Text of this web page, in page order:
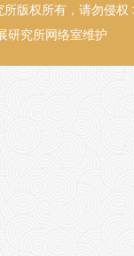
版权所有，请勿侵权
研究所网络室维护